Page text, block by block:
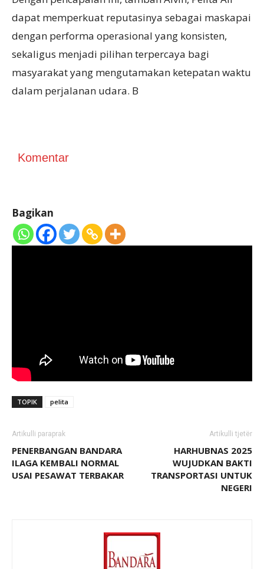
dapat memperkuat reputasinya sebagai maskapai
dengan performa operasional yang konsisten,
sekaligus menjadi pilihan terpercaya bagi
masyarakat yang mengutamakan ketepatan waktu
dalam perjalanan udara. B
Komentar
Bagikan
TOPIK pelita
Artikulli paraprak
PENERBANGAN BANDARA
ILAGA KEMBALI NORMAL
USAI PESAWAT TERBAKAR
Artikulli tjetër
HARHUBNAS 2025
WUJUDKAN BAKTI
TRANSPORTASI UNTUK
NEGERI